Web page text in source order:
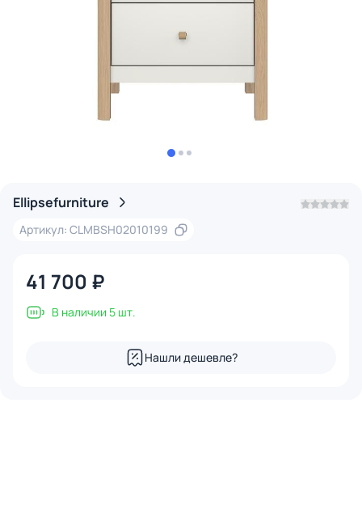
Ellipsefurniture
Артикул: CLMBSH02010199
41 700 ₽
В наличии 5 шт.
Нашли дешевле?